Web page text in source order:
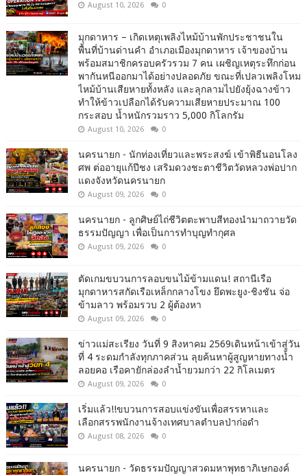
August 10, 2026 0
มุกดาหาร – เกิดเหตุเพลิงไหม้บ้านพักประชาชนใน
พื้นที่บ้านด่านคำ อำเภอเมืองมุกดาหาร เจ้าของบ้าน
พร้อมสมาชิกครอบครัวรวม 7 คน เผชิญเหตุระทึกก่อน
พากันหนีออกมาได้อย่างปลอดภัย ขณะที่เปลวเพลิงโหม
ไหม้บ้านเสียหายทั้งหลัง และลุกลามไปยังยุ้งฉางข้าว
ทำให้ข้าวเปลือกได้รับความเสียหายประมาณ 100
กระสอบ น้ำหนักรวมราว 5,000 กิโลกรัม
August 10, 2026 0
นครนายก - นักท่องเที่ยวและพระสงฆ์ เข้าพิธีนอนโลง
ศพ ต่ออายุแก้ปีชง เสริมดวงชะตาชีวิตวัดหลวงพ่อปาก
แดงจังหวัดนครนายก
August 09, 2026 0
นครนายก - ลูกศิษย์ไถ่ชีวิตตะพาบสีทองนำมาถวายวัด
ธรรมปัญญา เพื่อเป็นการทำบุญทำกุศล
August 09, 2026 0
ตัดเกมขบวนการลอบขนไม้ข้ามแดน! สถานีเรือ
มุกดาหารสกัดเรือเหล็กกลางโขง ยึดพะยูง-ชิงชัน จ่อ
ข้ามลาว พร้อมรวบ 2 ผู้ต้องหา
August 09, 2026 0
ข่าวแม่สะเรียง วันที่ 9 สิงหาคม 2569เดินหน้าเข้าสู่วัน
ที่ 4 ระดมกำลังทุกภาคส่วน ลุยค้นหาผู้สูญหายทางน้ำ
ลอยคอ เรือคายักล่องลำน้ำยวมกว่า 22 กิโลเมตร
August 09, 2026 0
เริ่มแล้ว!!ขบวนการสอบแข่งขันเพื่อสรรหาและ
เลือกสรรพนักงานจ้างเทศบาลตำบลป่าก่อดำ
August 08, 2026 0
นครนายก - วัดธรรมปัญญาสวดมหาพุทธาภิเษกองค์